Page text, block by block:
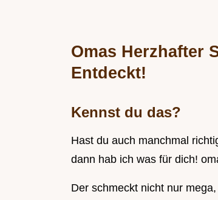
Omas Herzhafter
Entdeckt!
Kennst du das?
Hast du auch manchmal
dann hab ich was für dich!
Der schmeckt nicht nur